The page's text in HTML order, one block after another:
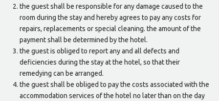
the guest shall be responsible for any damage caused to the
room during the stay and hereby agrees to pay any costs for
repairs, replacements or special cleaning. the amount of the
payment shall be determined by the hotel.
the guest is obliged to report any and all defects and
deficiencies during the stay at the hotel, so that their
remedying can be arranged.
the guest shall be obliged to pay the costs associated with the
accommodation services of the hotel no later than on the day